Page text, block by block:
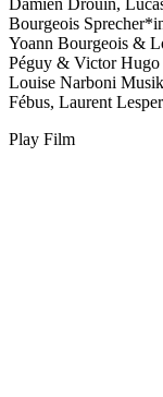
Bourgeois
Yoann Bourgeois &
Péguy & Victor Hugo
Louise Narboni Musik
Fébus, Laurent
Play Film